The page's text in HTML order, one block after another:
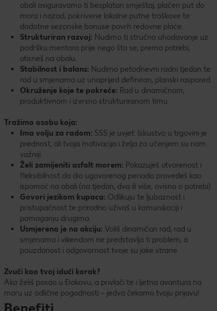
obali osiguravamo ti besplatan smještaj, plaćen put do
mora i nazad, pokrivene lokalne putne troškove te
dodatne sezonske bonuse povrh redovne plaće.
Strukturiran razvoj: Nudimo ti stručno uhodavanje uz
podršku mentora prije nego što se, prema potrebi,
otisneš na obalu.
Stabilnost i balans: Nudimo petodnevni radni tjedan te
rad u smjenama uz unaprijed definiran, planski raspored.
Okruženje koje te pokreće: Rad u dinamičnom,
produktivnom i izvrsno strukturiranom timu.
Tražimo osobu koja:
Ima volju za radom: SSS je uvjet. Iskustvo u trgovini je
prednost, ali tvoja motivacija i želja za učenjem su nam
važniji.
Želi zamijeniti asfalt morem: Pokazuješ otvorenost i
fleksibilnost da dio ugovorenog perioda provedeš kao
ispomoć na obali (na tjedan, dva ili više, ovisno o potrebi).
Govori jezikom kupaca: Odlikuju te ljubaznost i
pristupačnost te prirodno uživaš u komunikaciji i
pomaganju drugima.
Usmjerena je na akciju: Voliš dinamičan rad, rad u
smjenama i vikendom ne predstavlja ti problem, a
pouzdanost i odgovornost tvoje su jake strane.
Zvuči kao tvoj idući korak?
Ako želiš posao u Đakovu, a privlači te i ljetna avantura na
moru uz odlične pogodnosti – jedva čekamo tvoju prijavu!
Benefiti